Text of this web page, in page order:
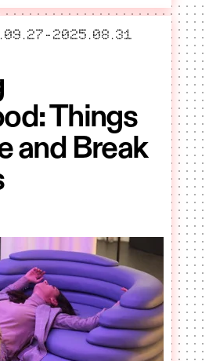
– slutar
2025.08.31
Things
and Break